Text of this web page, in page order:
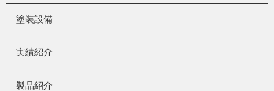
塗装設備
実績紹介
製品紹介